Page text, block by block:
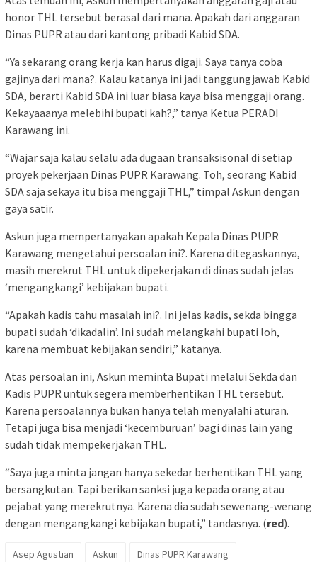
honor THL tersebut berasal dari mana. Apakah dari anggaran
Dinas PUPR atau dari kantong pribadi Kabid SDA.
“Ya sekarang orang kerja kan harus digaji. Saya tanya coba
gajinya dari mana?. Kalau katanya ini jadi tanggungjawab Kabid
SDA, berarti Kabid SDA ini luar biasa kaya bisa menggaji orang.
Kekayaaanya melebihi bupati kah?,” tanya Ketua PERADI
Karawang ini.
“Wajar saja kalau selalu ada dugaan transaksisonal di setiap
proyek pekerjaan Dinas PUPR Karawang. Toh, seorang Kabid
SDA saja sekaya itu bisa menggaji THL,” timpal Askun dengan
gaya satir.
Askun juga mempertanyakan apakah Kepala Dinas PUPR
Karawang mengetahui persoalan ini?. Karena ditegaskannya,
masih merekrut THL untuk dipekerjakan di dinas sudah jelas
‘mengangkangi’ kebijakan bupati.
“Apakah kadis tahu masalah ini?. Ini jelas kadis, sekda bingga
bupati sudah ‘dikadalin’. Ini sudah melangkahi bupati loh,
karena membuat kebijakan sendiri,” katanya.
Atas persoalan ini, Askun meminta Bupati melalui Sekda dan
Kadis PUPR untuk segera memberhentikan THL tersebut.
Karena persoalannya bukan hanya telah menyalahi aturan.
Tetapi juga bisa menjadi ‘kecemburuan’ bagi dinas lain yang
sudah tidak mempekerjakan THL.
“Saya juga minta jangan hanya sekedar berhentikan THL yang
bersangkutan. Tapi berikan sanksi juga kepada orang atau
pejabat yang merekrutnya. Karena dia sudah sewenang-wenang
dengan mengangkangi kebijakan bupati,” tandasnya. (red).
Asep Agustian Askun
Dinas PUPR Karawang